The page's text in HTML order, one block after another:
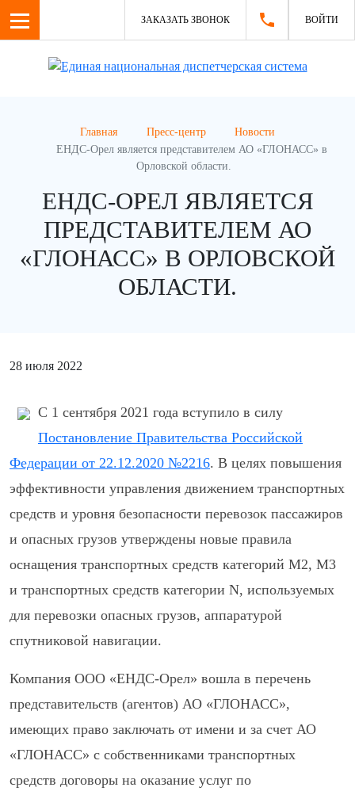
ЗАКАЗАТЬ ЗВОНОК ВОЙТИ
Главная Пресс-центр
Новости
ЕНДС-Орел является представителем АО «ГЛОНАСС» в
Орловской области.
ЕНДС-ОРЕЛ ЯВЛЯЕТСЯ
ПРЕДСТАВИТЕЛЕМ АО
«ГЛОНАСС» В ОРЛОВСКОЙ
ОБЛАСТИ.
28 июля 2022
С 1 сентября 2021 года вступило в силу
Постановление Правительства Российской
Федерации от 22.12.2020 №2216. В целях повышения
эффективности управления движением транспортных
средств и уровня безопасности перевозок пассажиров
и опасных грузов утверждены новые правила
оснащения транспортных средств категорий М2, М3
и транспортных средств категории N, используемых
для перевозки опасных грузов, аппаратурой
спутниковой навигации.
Компания ООО «ЕНДС-Орел» вошла в перечень
представительств (агентов) АО «ГЛОНАСС»,
имеющих право заключать от имени и за счет АО
«ГЛОНАСС» с собственниками транспортных
средств договоры на оказание услуг по